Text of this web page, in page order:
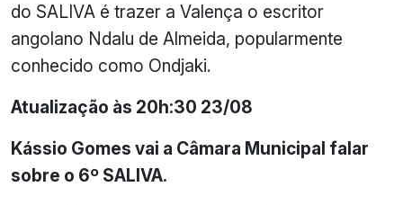
do SALIVA é trazer a Valença o escritor
angolano Ndalu de Almeida, popularmente
conhecido como Ondjaki.
Atualização às 20h:30 23/08
Kássio Gomes vai a Câmara Municipal falar
sobre o 6º SALIVA.